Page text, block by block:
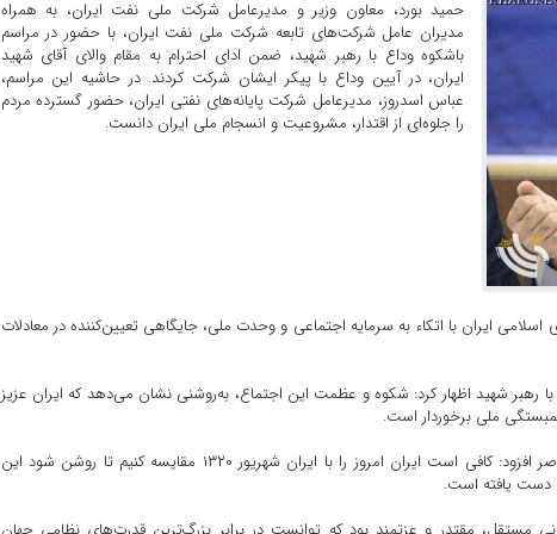
حمید بورد، معاون وزیر و مدیرعامل شرکت ملی نفت ایران، به همراه
مدیران عامل شرکت‌های تابعه شرکت ملی نفت ایران، با حضور در مراسم
باشکوه وداع با رهبر شهید، ضمن ادای احترام به مقام والای آقای شهید
ایران، در آیین وداع با پیکر ایشان شرکت کردند. در حاشیه این مراسم،
عباس اسدروز، مدیرعامل شرکت پایانه‌های نفتی ایران، حضور گسترده مردم
را جلوه‌ای از اقتدار، مشروعیت و انسجام ملی ایران دانست.
ایران با اتکاء به سرمایه اجتماعی و وحدت ملی، جایگاهی تعیین‌کننده در معادلات
رهبر شهید اظهار کرد: شکوه و عظمت این اجتماع، به‌روشنی نشان می‌دهد که ایران عزیز
ملی برخوردار است.
وی با مقایسه شرایط امروز کشور با مقاطع حساس تاریخ معاصر افزود: کافی است ایران امروز را با ایران شهریور ۱۳۲۰ مقایسه کنیم تا روشن شود این
دست یافته است.